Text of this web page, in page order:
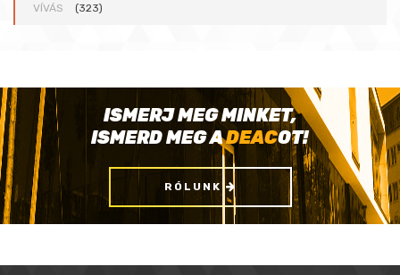
VÍVÁS (323)
ISMERJ MEG MINKET,
ISMERD MEG ADEACOT!
RÓLUNK